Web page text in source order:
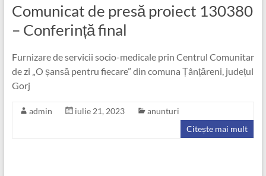
Comunicat de presă proiect 130380
– Conferință final
Furnizare de servicii socio-medicale prin Centrul Comunitar
de zi „O șansă pentru fiecare” din comuna Țânțăreni, județul
Gorj
admin iulie 21, 2023
anunturi
Citește mai mult